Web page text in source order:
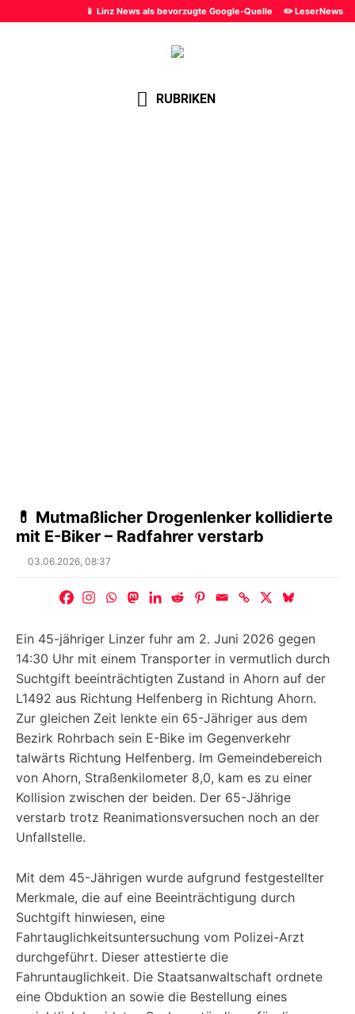
📱 Linz News als bevorzugte Google-Quelle ✏️ LeserNews
RUBRIKEN
💊 Mutmaßlicher Drogenlenker kollidierte
mit E-Biker – Radfahrer verstarb
Posted
03.06.2026, 08:37
Ein 45-jähriger Linzer fuhr am 2. Juni 2026 gegen
14:30 Uhr mit einem Transporter in vermutlich durch
Suchtgift beeinträchtigten Zustand in Ahorn auf der
L1492 aus Richtung Helfenberg in Richtung Ahorn.
Zur gleichen Zeit lenkte ein 65-Jähriger aus dem
Bezirk Rohrbach sein E-Bike im Gegenverkehr
talwärts Richtung Helfenberg. Im Gemeindebereich
von Ahorn, Straßenkilometer 8,0, kam es zu einer
Kollision zwischen der beiden. Der 65-Jährige
verstarb trotz Reanimationsversuchen noch an der
Unfallstelle.
Mit dem 45-Jährigen wurde aufgrund festgestellter
Merkmale, die auf eine Beeinträchtigung durch
Suchtgift hinwiesen, eine
Fahrtauglichkeitsuntersuchung vom Polizei-Arzt
durchgeführt. Dieser attestierte die
Fahruntauglichkeit. Die Staatsanwaltschaft ordnete
eine Obduktion an sowie die Bestellung eines